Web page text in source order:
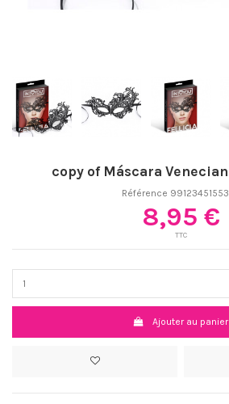
copy of Máscara
Référence
8,95 €
TTC
Ajouter au panier